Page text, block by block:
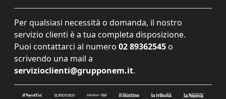
Per qualsiasi necessità o domanda, il nostro
servizio clienti è a tua completa disposizione.
Puoi contattarci al numero 02 89362545 o
scrivendo una mail a
servizioclienti@grupponem.it.